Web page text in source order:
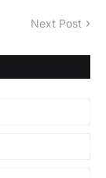
Next Post